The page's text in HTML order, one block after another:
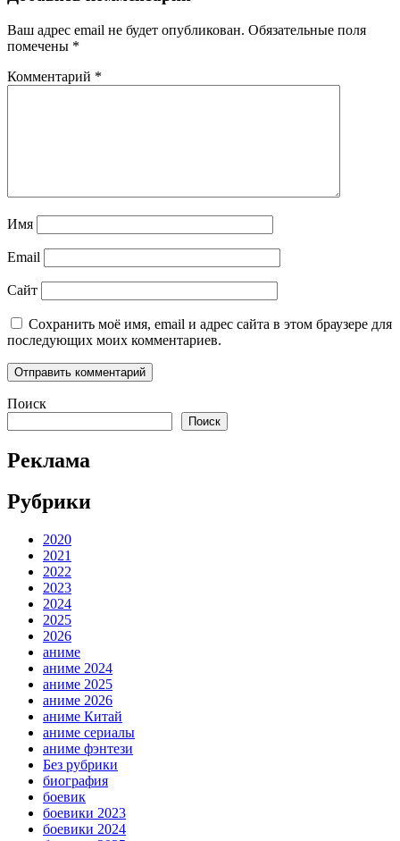
Ваш адрес email не будет опубликован. Обязательные поля
помечены *
Комментарий *
Имя
Email
Сайт
Сохранить моё имя, email и адрес сайта в этом браузере для
последующих моих комментариев.
Поиск
Поиск
Реклама
Рубрики
2020
2021
2022
2023
2024
2025
2026
аниме
аниме 2024
аниме 2025
аниме 2026
аниме Китай
аниме сериалы
аниме фэнтези
Без рубрики
биография
боевик
боевики 2023
боевики 2024